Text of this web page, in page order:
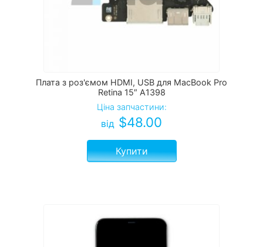
Плата з роз'ємом HDMI, USB для MacBook Pro
Retina 15″ A1398
Ціна запчастини:
від $48.00
Купити